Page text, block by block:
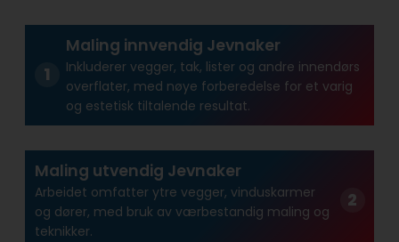
Maling innvendig Jevnaker
Inkluderer vegger, tak, lister og andre innendørs
overflater, med nøye forberedelse for et varig
og estetisk tiltalende resultat.
Maling utvendig Jevnaker
Arbeidet omfatter ytre vegger, vinduskarmer
og dører, med bruk av værbestandig maling og
teknikker.